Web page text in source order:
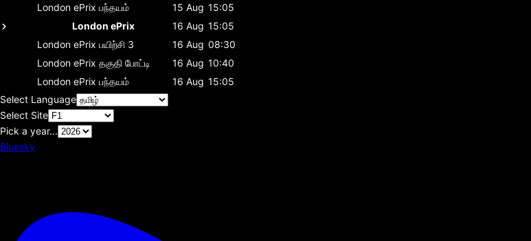
London ePrix பந்தயம் 15 Aug 15:05
London ePrix
16 Aug 15:05
London ePrix பயிற்சி 3 16 Aug 08:30
London ePrix தகுதி போட்டி 16 Aug 10:40
London ePrix பந்தயம் 16 Aug 15:05
Select Language
Select Site
Pick a year...
Bluesky